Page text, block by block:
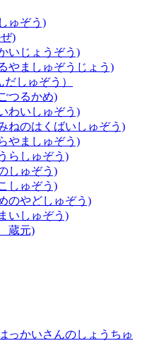
ゅぞう)
)
いじょうぞう)
やましゅぞうじょう)
しゅぞう）
つるかめ)
わいしゅぞう)
ねのはくばいしゅぞう)
やましゅぞう)
らしゅぞう)
しゅぞう)
しゅぞう)
のやどしゅぞう)
いしゅぞう)
蔵元)
っかいさんのしょうちゅ